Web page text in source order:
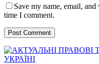
Save my name, email,
time I comment.